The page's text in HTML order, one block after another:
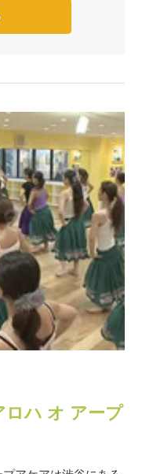
ロハ オ アープ